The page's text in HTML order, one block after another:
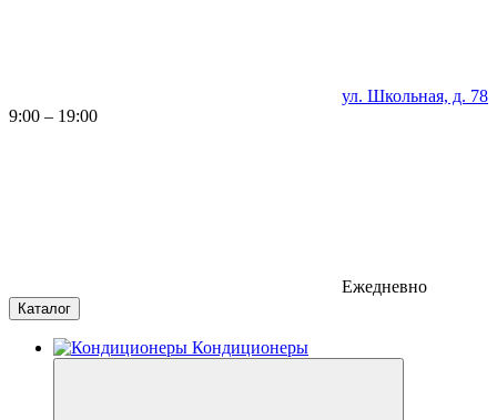
ул. Школьная, д. 78
9:00 – 19:00
Ежедневно
Каталог
Кондиционеры